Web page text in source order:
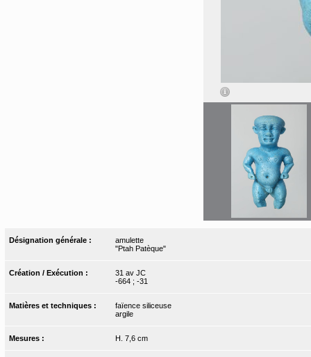
Désignation générale :
amulette
"Ptah Patèque"
Création / Exécution :
31 av JC
-664 ; -31
Matières et techniques :
faïence siliceuse
argile
Mesures : H. 7,6 cm